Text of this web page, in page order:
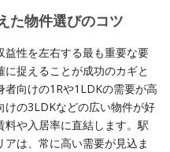
た物件選びのコツ
性を左右する最も重要な要
捉えることが成功のカギと
向けの1Rや1LDKの需要が高
けの3LDKなどの広い物件が好
料や入居率に直結します。駅
は、常に高い需要が見込ま